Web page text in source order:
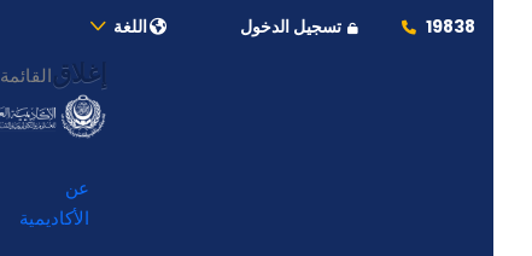
19838 تسجيل الدخول اللغة
إغلاق القائمة
عن
الأكاديمية